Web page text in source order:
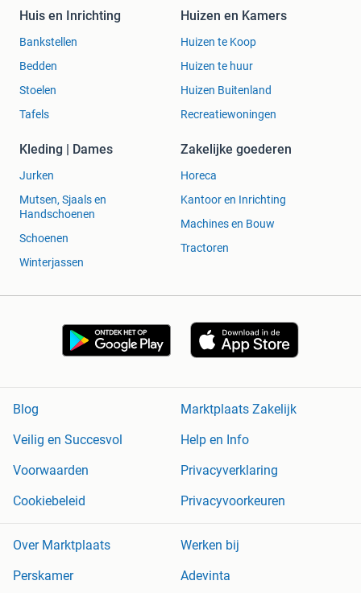
Huis en Inrichting
Bankstellen
Bedden
Stoelen
Tafels
Huizen en Kamers
Huizen te Koop
Huizen te huur
Huizen Buitenland
Recreatiewoningen
Kleding | Dames
Jurken
Mutsen, Sjaals en
Handschoenen
Schoenen
Winterjassen
Zakelijke goederen
Horeca
Kantoor en Inrichting
Machines en Bouw
Tractoren
Blog
Marktplaats Zakelijk
Veilig en Succesvol
Help en Info
Voorwaarden
Privacyverklaring
Cookiebeleid
Privacyvoorkeuren
Over Marktplaats
Werken bij
Perskamer
Adevinta